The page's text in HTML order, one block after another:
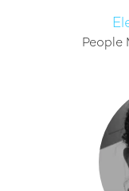
People